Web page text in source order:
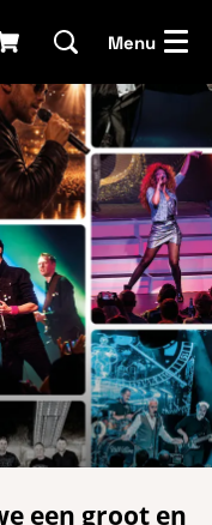
Menu
een groot en